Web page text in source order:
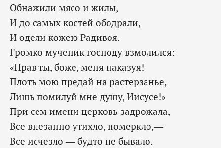
Обнажили мясо и жилы,
И до самых костей ободрали,
И одели кожею Радивоя.
Громко мученик господу взмолился:
«Прав ты, боже, меня наказуя!
Плоть мою предай на растерзанье,
Лишь помилуй мне душу, Иисусе!»
При сем имени церковь задрожала,
Все внезапно утихло, померкло,—
Все исчезло — будто пе бывало.